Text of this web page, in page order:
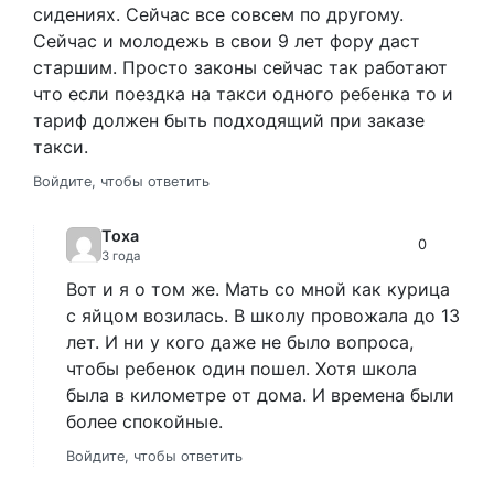
сидениях. Сейчас все совсем по другому.
Сейчас и молодежь в свои 9 лет фору даст
старшим. Просто законы сейчас так работают
что если поездка на такси одного ребенка то и
тариф должен быть подходящий при заказе
такси.
Войдите, чтобы ответить
Тоха
3 года
0
Вот и я о том же. Мать со мной как курица
с яйцом возилась. В школу провожала до 13
лет. И ни у кого даже не было вопроса,
чтобы ребенок один пошел. Хотя школа
была в километре от дома. И времена были
более спокойные.
Войдите, чтобы ответить